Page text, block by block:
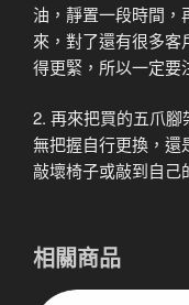
油，靜置一段時間，
來，對了還有很多
得更緊，所以一定要
2. 再來把買的五爪
無把握自行更換，還
敲壞椅子或敲到自己
相關商品